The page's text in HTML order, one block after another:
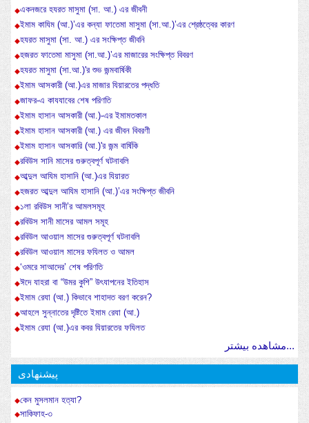
একনজরে হযরত মাসুমা (সা. আ.) এর জীবনী
ইমাম কাযিম (আ.)’এর কন্যা ফাতেমা মাসুমা (সা.আ.)’এর শ্রেষ্ঠত্বের কারণ
হযরত মাসুমা (সা. আ.) এর সংক্ষিপ্ত জীবনি
হজরত ফাতেমা মাসুমা (সা.আ.)’এর মাজারের সংক্ষিপ্ত বিবরণ
হযরত মাসুমা (সা.আ.)'র শুভ জন্মবার্ষিকী
ইমাম আসকারী (আ.)এর মাজার যিয়ারতের পদ্ধতি
জাফর-এ কাযযাবের শেষ পরিণতি
ইমাম হাসান আসকারী (আ.)-এর ইমামতকাল
ইমাম হাসান আসকারী (আ.) এর জীবন বিবরণী
ইমাম হাসান আসকারি (আ.)'র জন্ম বার্ষিকি
রবিউস সানি মাসের গুরুত্বপূর্ণ ঘটনাবলি
আব্দুল আযিম হাসানি (আ.)এর যিয়ারত
হজরত আব্দুল আযিম হাসানি (আ.)’এর সংক্ষিপ্ত জীবনি
১লা রবিউস সানী’র আমলসমূহ
রবিউস সানী মাসের আমল সমূহ
রবিউল আওয়াল মাসের গুরুত্বপূর্ণ ঘটনাবলি
রবিউল আওয়াল মাসের ফযিলত ও আমল
‘ওমরে সাআদের’ শেষ পরিণতি
ঈদে যাহরা বা “উমর কুশি” উৎযাপনের ইতিহাস
ইমাম রেযা (আ.) কিভাবে শাহাদত বরণ করেন?
আহলে সুন্নাতের দৃষ্টিতে ইমাম রেযা (আ.)
ইমাম রেযা (আ.)এর কবর যিয়ারতের ফযিলত
مشاهده بیشتر...
پیشنهادی
কেন মুসলমান হত্যা?
সাকিফাহ-৩